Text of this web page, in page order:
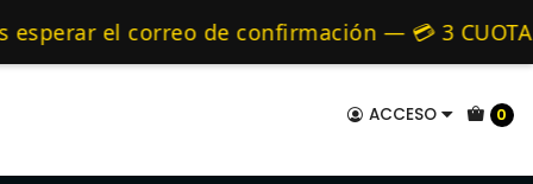
ACCESO 0
de confirmación — 💳 3 CUOTAS SIN
de 24 hrs hábiles.
Embragues para Daewoo
🚚 Envíos diariamente a todo